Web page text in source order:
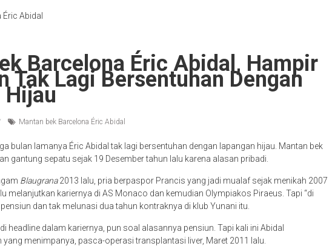
Barcelona Éric Abidal, Hampir
Tak Lagi Bersentuhan Dengan
Hijau
Mantan bek Barcelona Éric Abidal
bulan lamanya Éric Abidal tak lagi bersentuhan dengan lapangan hijau. Mantan bek
gantung sepatu sejak 19 Desember tahun lalu karena alasan pribadi.
Blaugrana2013 lalu, pria berpaspor Prancis yang jadi mualaf sejak menikah 2007
melanjutkan kariernya di AS Monaco dan kemudian Olympiakos Piraeus. Tapi “di
dan tak melunasi dua tahun kontraknya di klub Yunani itu.
headline dalam kariernya, pun soal alasannya pensiun. Tapi kali ini Abidal
menimpanya, pasca-operasi transplantasi liver, Maret 2011 lalu.